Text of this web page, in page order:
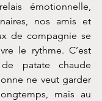
émotionnelle,
nos amis et
de compagnie se
le rythme. C’est
patate chaude
ne veut garder
mais au